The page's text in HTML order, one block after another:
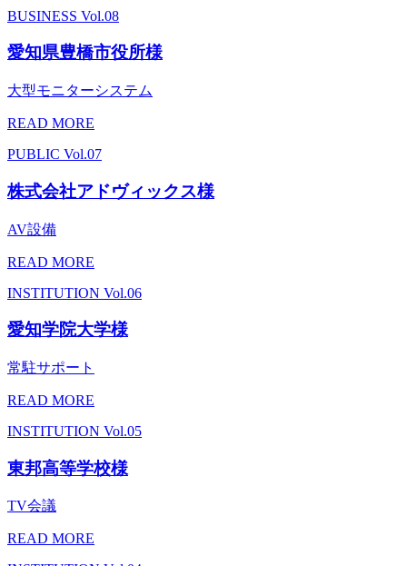
BUSINESS Vol.08
愛知県豊橋市役所様
大型モニターシステム
READ MORE
PUBLIC Vol.07
株式会社アドヴィックス様
AV設備
READ MORE
INSTITUTION Vol.06
愛知学院大学様
常駐サポート
READ MORE
INSTITUTION Vol.05
東邦高等学校様
TV会議
READ MORE